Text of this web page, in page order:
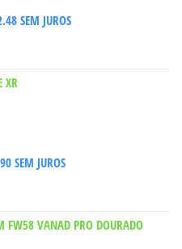
SEM JUROS
XR
SEM JUROS
FW58 VANAD PRO DOURADO